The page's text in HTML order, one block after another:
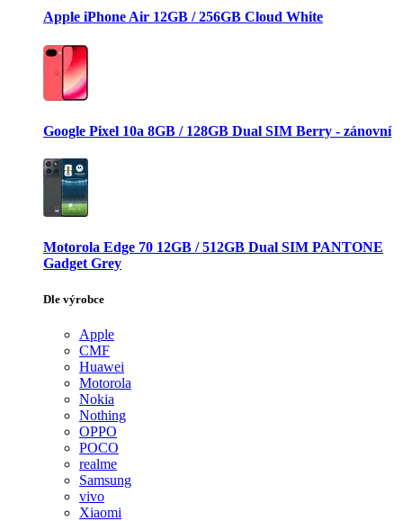
Apple iPhone Air 12GB / 256GB Cloud White
Google Pixel 10a 8GB / 128GB Dual SIM Berry - zánovní
Motorola Edge 70 12GB / 512GB Dual SIM PANTONE
Gadget Grey
Dle výrobce
Apple
CMF
Huawei
Motorola
Nokia
Nothing
OPPO
POCO
realme
Samsung
vivo
Xiaomi